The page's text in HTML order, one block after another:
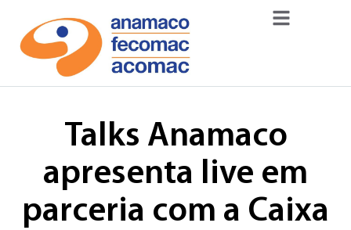
Talks Anamaco
apresenta live em
parceria com a Caixa